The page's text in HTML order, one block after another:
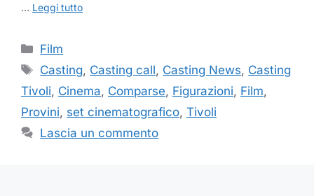
… Leggi tutto
Categorie
Film
Tag
Casting, Casting call, Casting News, Casting
Tivoli, Cinema, Comparse, Figurazioni, Film,
Provini, set cinematografico, Tivoli
Lascia un commento